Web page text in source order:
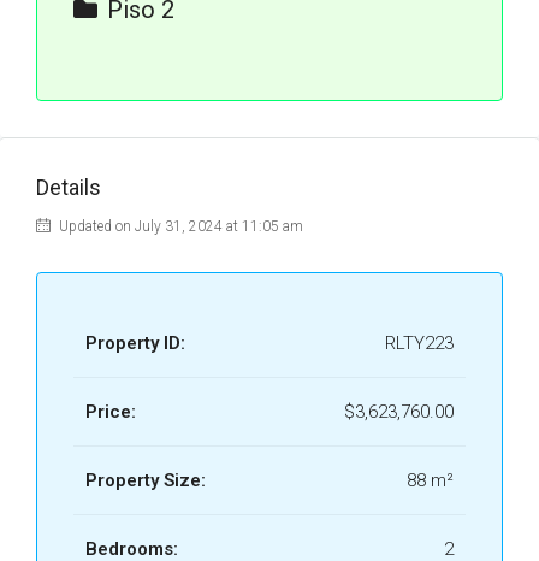
Piso 2
Details
Updated on July 31, 2024 at 11:05 am
Property ID: RLTY223
Price: $3,623,760.00
Property Size: 88 m²
Bedrooms: 2